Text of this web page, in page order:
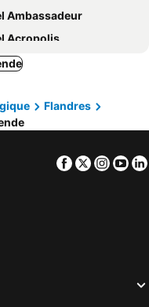
Ambassadeur
Acropolis
Hotel
Andromeda
Cavalli by WP Hotels
Aazaert by WP Hotels
Flandres
Facebook
Twitter